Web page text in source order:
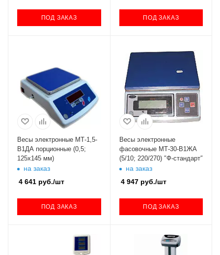
ПОД ЗАКАЗ ПОД ЗАКАЗ
Весы электронные МТ-1,5-
В1ДА порционные (0,5;
125х145 мм)
на заказ
4 641 руб./шт
ПОД ЗАКАЗ
Весы электронные
фасовочные МТ-30-В1ЖА
(5/10; 220/270) ″Ф-стандарт″
на заказ
4 947руб./шт
ПОД ЗАКАЗ